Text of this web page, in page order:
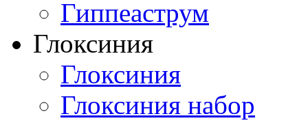
Гиппеаструм
Глоксиния
Глоксиния
Глоксиния набор